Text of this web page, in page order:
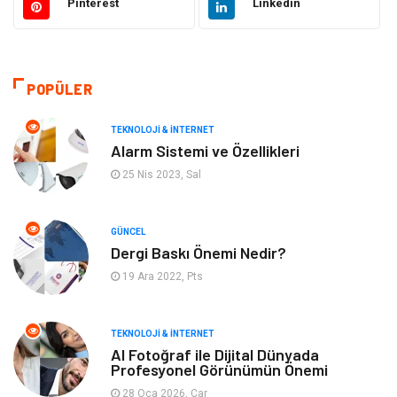
Tatil
Bilgisayar & Yazılım Genel Kültür
Mobilya
Turizm
Plaka Tanıma Sistemleri Hediyelik Eşya
Tarım & Hayvancılık Moda
Pinterest Linkedin
POPÜLER
TEKNOLOJI & İNTERNET
Alarm Sistemi ve Özellikleri
25 Nis 2023, Sal
GÜNCEL
Dergi Baskı Önemi Nedir?
19 Ara 2022, Pts
TEKNOLOJI & İNTERNET
AI Fotoğraf ile Dijital Dünyada
Profesyonel Görünümün Önemi
28 Oca 2026, Çar